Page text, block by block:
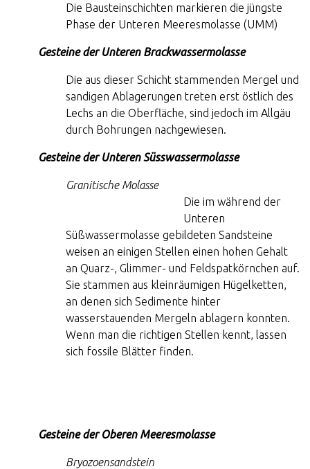
Die Bausteinschichten markieren die jüngste
Phase der Unteren Meeresmolasse (UMM)
Gesteine der Unteren Brackwassermolasse
Die aus dieser Schicht stammenden Mergel und
sandigen Ablagerungen treten erst östlich des
Lechs an die Oberfläche, sind jedoch im Allgäu
durch Bohrungen nachgewiesen.
Gesteine der Unteren Süsswassermolasse
Granitische Molasse
Die im während der
Unteren
Süßwassermolasse gebildeten Sandsteine
weisen an einigen Stellen einen hohen Gehalt
an Quarz-, Glimmer- und Feldspatkörnchen auf.
Sie stammen aus kleinräumigen Hügelketten,
an denen sich Sedimente hinter
wasserstauenden Mergeln ablagern konnten.
Wenn man die richtigen Stellen kennt, lassen
sich fossile Blätter finden.
Gesteine der Oberen Meeresmolasse
Bryozoensandstein